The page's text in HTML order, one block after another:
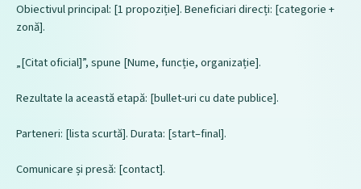
Obiectivul principal: [1 propoziție]. Beneficiari direcți: [categorie +
zonă].
„[Citat oficial]”, spune [Nume, funcție, organizație].
Rezultate la această etapă: [bullet-uri cu date publice].
Parteneri: [lista scurtă]. Durata: [start–final].
Comunicare și presă: [contact].